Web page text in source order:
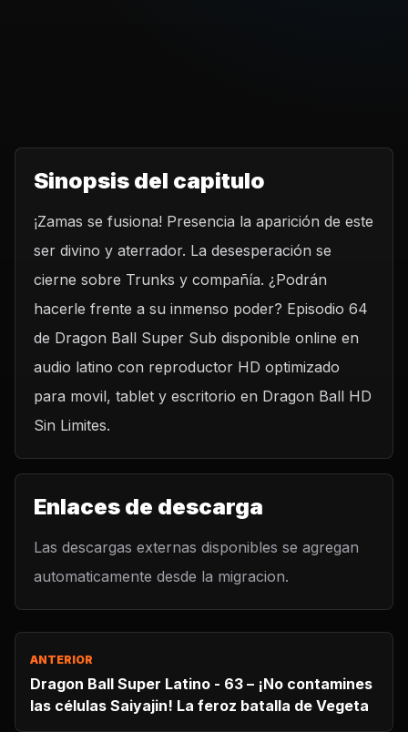
Sinopsis del capitulo
¡Zamas se fusiona! Presencia la aparición de este
ser divino y aterrador. La desesperación se
cierne sobre Trunks y compañía. ¿Podrán
hacerle frente a su inmenso poder? Episodio 64
de Dragon Ball Super Sub disponible online en
audio latino con reproductor HD optimizado
para movil, tablet y escritorio en Dragon Ball HD
Sin Limites.
Enlaces de descarga
Las descargas externas disponibles se agregan
automaticamente desde la migracion.
ANTERIOR
Dragon Ball Super Latino - 63 – ¡No contamines
las células Saiyajin! La feroz batalla de Vegeta